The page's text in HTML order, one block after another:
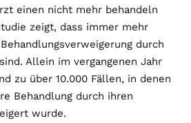
einen nicht mehr behandeln
zeigt, dass immer mehr
durch
Allein im vergangenen Jahr
zu über 10.000 Fällen, in denen
Behandlung durch ihren
wurde.